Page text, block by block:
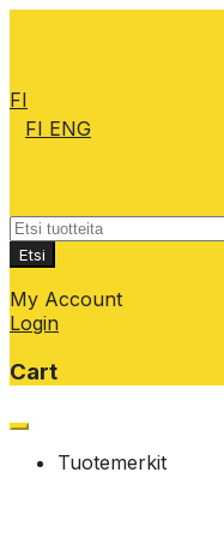
FI
FI ENG
Products
search
Etsi
My Account
Login
Cart
Skip
contentTuotemerkit